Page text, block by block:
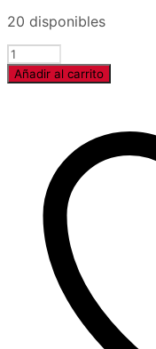
20 disponibles
Cantidad
Añadir al carrito